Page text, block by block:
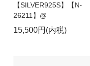
【SILVER925S】【N-
26211】@
15,500円(内税)